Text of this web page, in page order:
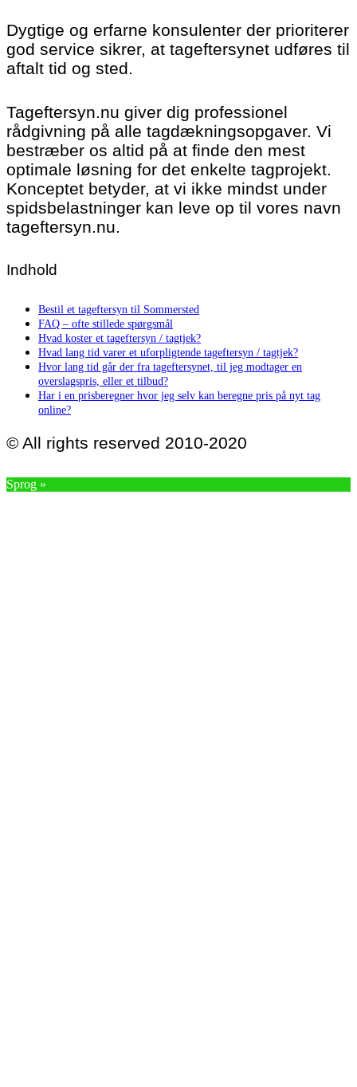
Dygtige og erfarne konsulenter der prioriterer
god service sikrer, at tageftersynet udføres til
aftalt tid og sted.
Tageftersyn.nu giver dig professionel
rådgivning på alle tagdækningsopgaver. Vi
bestræber os altid på at finde den mest
optimale løsning for det enkelte tagprojekt.
Konceptet betyder, at vi ikke mindst under
spidsbelastninger kan leve op til vores navn
tageftersyn.nu.
Indhold
Bestil et tageftersyn til Sommersted
FAQ – ofte stillede spørgsmål
Hvad koster et tageftersyn / tagtjek?
Hvad lang tid varer et uforpligtende tageftersyn / tagtjek?
Hvor lang tid går der fra tageftersynet, til jeg modtager en
overslagspris, eller et tilbud?
Har i en prisberegner hvor jeg selv kan beregne pris på nyt tag
online?
© All rights reserved 2010-2020
Sprog »